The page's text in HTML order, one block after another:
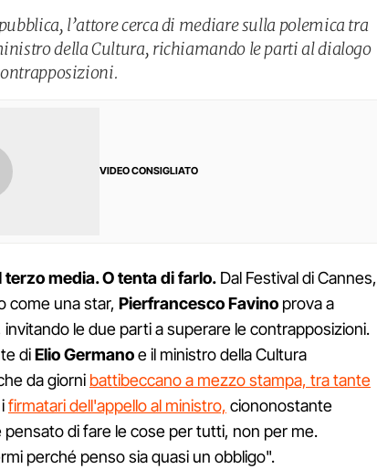
l’attore cerca di mediare sulla polemica tra
della Cultura, richiamando le parti al dialogo
VIDEO CONSIGLIATO
media. O tenta di farlo. Dal Festival di Cannes,
come una star, PierfrancescoFavino prova a
invitando le due parti a superare le contrapposizioni.
diElioGermanoe il ministro della Cultura
da giorni battibeccano a mezzo stampa, tra tante
firmatari dell'appello al ministro, ciononostante
pensato di fare le cose per tutti, non per me.
perché penso sia quasi un obbligo".